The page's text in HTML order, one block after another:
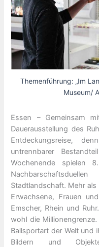
Themenführung: „Im
Museum/
Essen – Gemeinsam
Dauerausstellung des
Entdeckungsreise,
untrennbarer
Wochenende spielen
Stadtlandschaft. Mehr
Erwachsene, Frauen
Emscher, Rhein und
wohl die
Ballsportart der Welt und
Bildern und